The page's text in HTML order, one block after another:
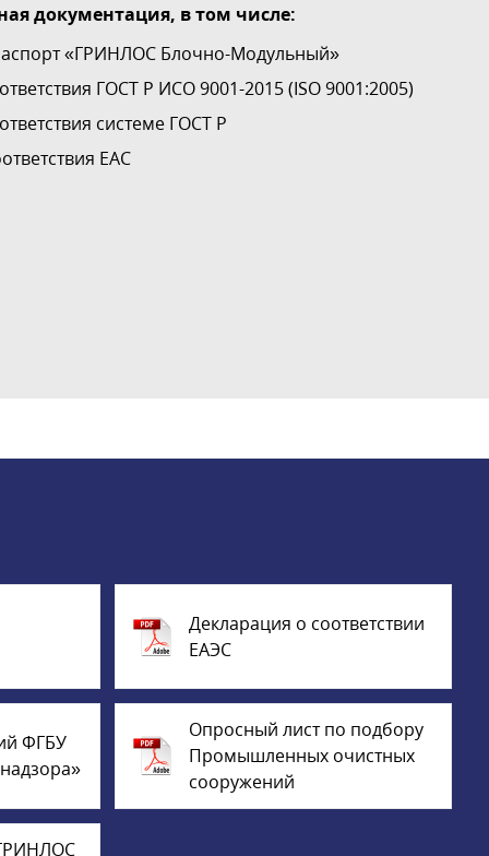
документация, в том числе:
«ГРИНЛОС Блочно-Модульный»
ГОСТ Р ИСО 9001-2015 (ISO 9001:2005)
системе ГОСТ Р
EAC
Декларация о соответствии
ЕАЭС
ФГБУ
Опросный лист по подбору
Промышленных очистных
сооружений